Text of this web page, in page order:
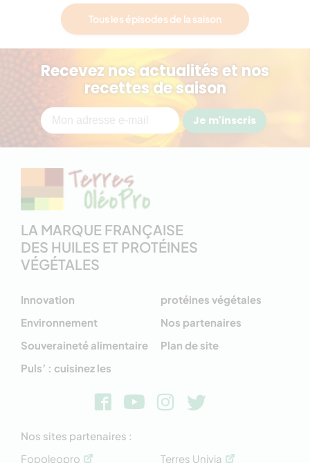
Tous les épisodes de la saison
Recevez nos actualités et nos
recettes de saison
Je m'inscris
LA MARQUE FRANÇAISE
DES HUILES ET PROTÉINES
VÉGÉTALES
Innovation
Environnement
Souveraineté alimentaire
Puls’ : cuisinez les
protéines végétales
Nos partenaires
Plan de site
Nos sites partenaires :
Fopoleopro
Terres Univia